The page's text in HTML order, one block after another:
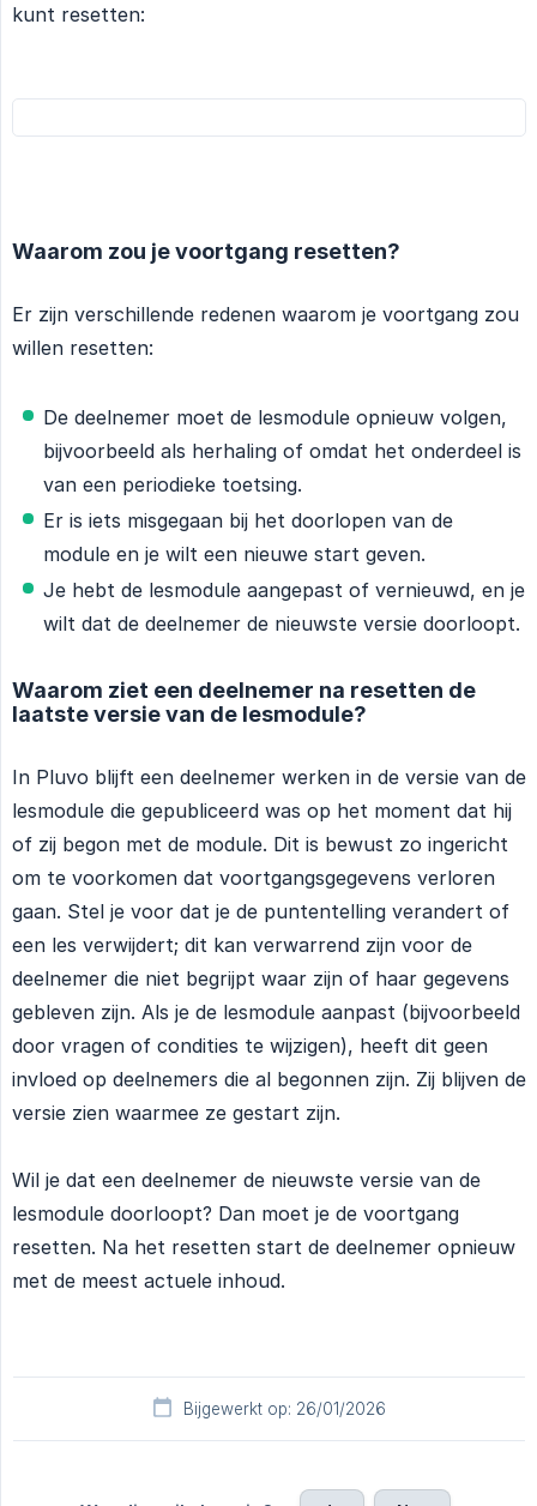
kunt resetten:
Waarom zou je voortgang resetten?
Er zijn verschillende redenen waarom je voortgang zou
willen resetten:
De deelnemer moet de lesmodule opnieuw volgen,
bijvoorbeeld als herhaling of omdat het onderdeel is
van een periodieke toetsing.
Er is iets misgegaan bij het doorlopen van de
module en je wilt een nieuwe start geven.
Je hebt de lesmodule aangepast of vernieuwd, en je
wilt dat de deelnemer de nieuwste versie doorloopt.
Waarom ziet een deelnemer na resetten de
laatste versie van de lesmodule?
In Pluvo blijft een deelnemer werken in de versie van de
lesmodule die gepubliceerd was op het moment dat hij
of zij begon met de module. Dit is bewust zo ingericht
om te voorkomen dat voortgangsgegevens verloren
gaan. Stel je voor dat je de puntentelling verandert of
een les verwijdert; dit kan verwarrend zijn voor de
deelnemer die niet begrijpt waar zijn of haar gegevens
gebleven zijn. Als je de lesmodule aanpast (bijvoorbeeld
door vragen of condities te wijzigen), heeft dit geen
invloed op deelnemers die al begonnen zijn. Zij blijven de
versie zien waarmee ze gestart zijn.
Wil je dat een deelnemer de nieuwste versie van de
lesmodule doorloopt? Dan moet je de voortgang
resetten. Na het resetten start de deelnemer opnieuw
met de meest actuele inhoud.
Bijgewerkt op: 26/01/2026